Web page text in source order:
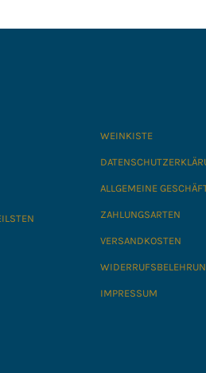
WEINKISTE
ALLGEMEINE
ZAHLUNGSARTEN
VERSANDKOSTEN
IMPRESSUM